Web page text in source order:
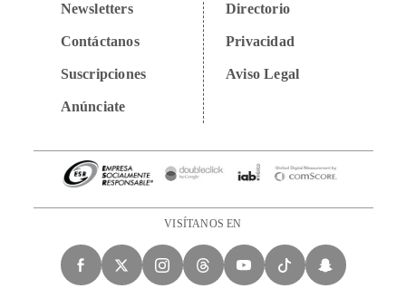
Newsletters
Contáctanos
Suscripciones
Anúnciate
Directorio
Privacidad
Aviso Legal
VISÍTANOS EN